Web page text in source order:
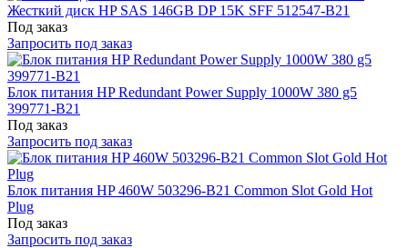
Жесткий диск HP SAS 146GB DP 15K SFF 512547-B21
Под заказ
Запросить под заказ
Блок питания HP Redundant Power Supply 1000W 380 g5
399771-B21
Под заказ
Запросить под заказ
Блок питания HP 460W 503296-B21 Common Slot Gold Hot
Plug
Под заказ
Запросить под заказ